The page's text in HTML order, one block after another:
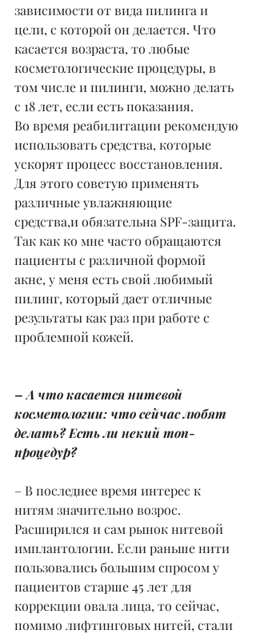
зависимости от вида пилинга и
цели, с которой он делается. Что
касается возраста, то любые
косметологические процедуры, в
том числе и пилинги, можно делать
с 18 лет, если есть показания.
Во время реабилитации рекомендую
использовать средства, которые
ускорят процесс восстановления.
Для этого советую применять
различные увлажняющие
средства,и обязательна SPF-защита.
Так как ко мне часто обращаются
пациенты с различной формой
акне, у меня есть свой любимый
пилинг, который дает отличные
результаты как раз при работе с
проблемной кожей.
– А что касается нитевой
косметологии: что сейчас любят
делать? Есть ли некий топ-
процедур?
– В последнее время интерес к
нитям значительно возрос.
Расширился и сам рынок нитевой
имплантологии. Если раньше нити
пользовались большим спросом у
пациентов старше 45 лет для
коррекции овала лица, то сейчас,
помимо лифтинговых нитей, стали